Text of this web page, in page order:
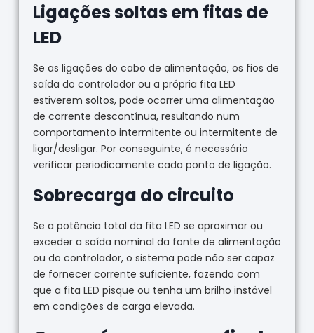
Ligações soltas em fitas de
LED
Se as ligações do cabo de alimentação, os fios de
saída do controlador ou a própria fita LED
estiverem soltos, pode ocorrer uma alimentação
de corrente descontínua, resultando num
comportamento intermitente ou intermitente de
ligar/desligar. Por conseguinte, é necessário
verificar periodicamente cada ponto de ligação.
Sobrecarga do circuito
Se a potência total da fita LED se aproximar ou
exceder a saída nominal da fonte de alimentação
ou do controlador, o sistema pode não ser capaz
de fornecer corrente suficiente, fazendo com
que a fita LED pisque ou tenha um brilho instável
em condições de carga elevada.